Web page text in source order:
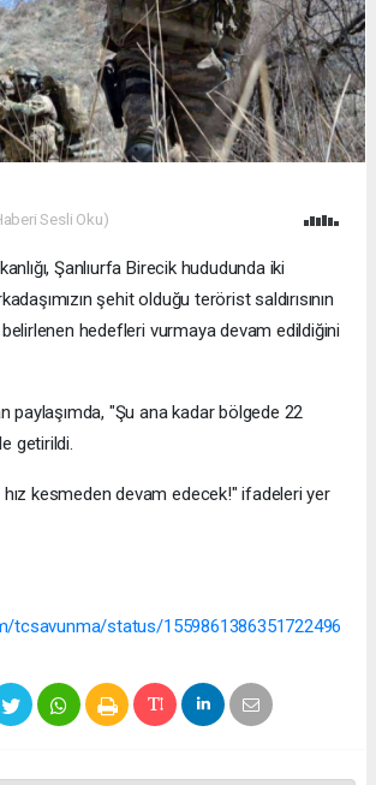
Sesli Oku)
Şanlıurfa Birecik hududunda iki
şehit olduğu terörist saldırısının
hedefleri vurmaya devam edildiğini
paylaşımda, "Şu ana kadar bölgede 22
getirildi.
hız kesmeden devam edecek!" ifadeleri yer
tcsavunma/status/1559861386351722496